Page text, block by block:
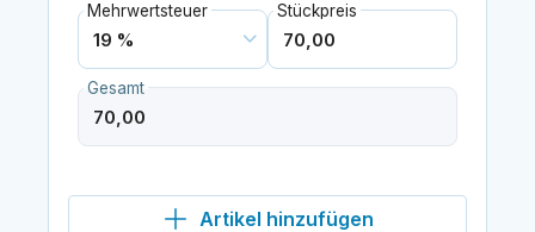
Mehrwertsteuer Stückpreis
Gesamt
Artikel hinzufügen